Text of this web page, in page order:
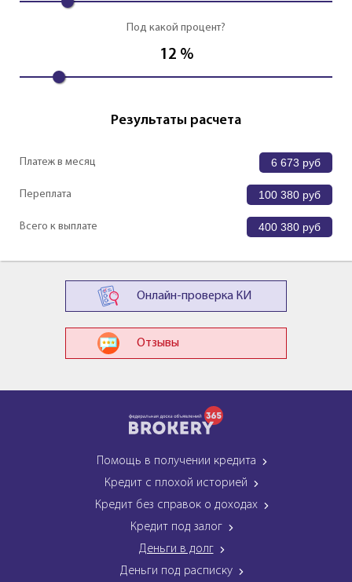
Под какой процент?
12 %
Результаты расчета
Платеж в месяц 6 673 руб
Переплата 100 380 руб
Всего к выплате 400 380 руб
Онлайн-проверка КИ
Отзывы
Помощь в получении кредита
Кредит с плохой историей
Кредит без справок о доходах
Кредит под залог
Деньги в долг
Деньги под расписку